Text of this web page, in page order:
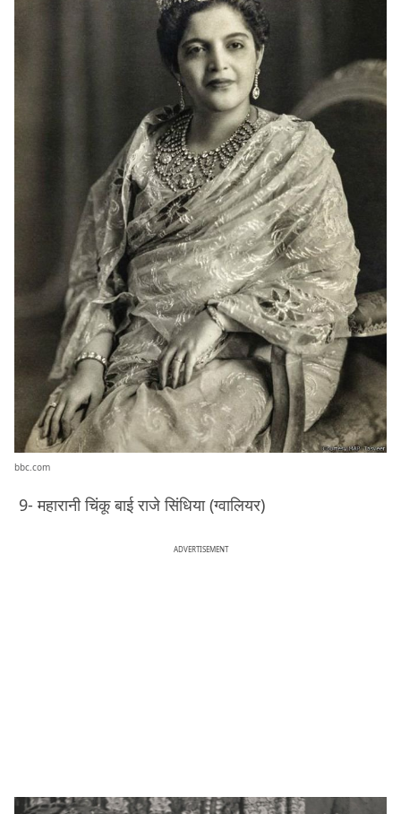
bbc.com
9- महारानी चिंकू बाई राजे सिंधिया (ग्वालियर)
ADVERTISEMENT